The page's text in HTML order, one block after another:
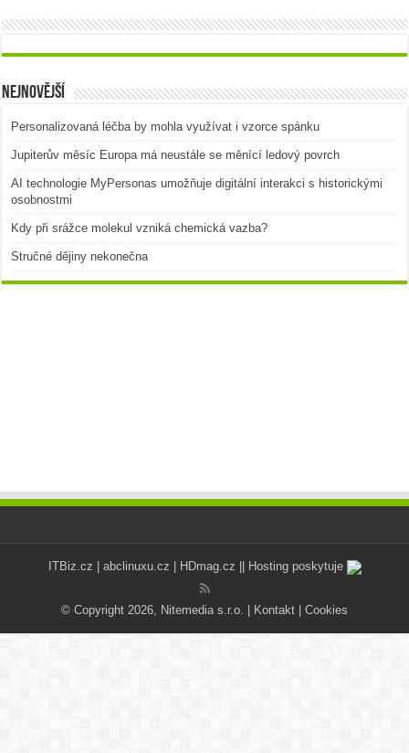
Nejnovější
Personalizovaná léčba by mohla využívat i vzorce spánku
Jupiterův měsíc Europa má neustále se měnící ledový povrch
AI technologie MyPersonas umožňuje digitální interakci s historickými
osobnostmi
Kdy při srážce molekul vzniká chemická vazba?
Stručné dějiny nekonečna
ITBiz.cz abclinuxu.cz HDmag.cz || Hosting poskytuje
© Copyright 2026, Nitemedia s.r.o. | Kontakt Cookies